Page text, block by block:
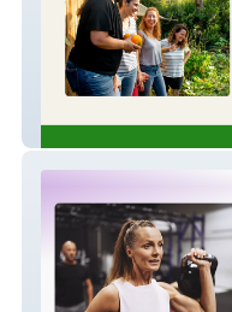
Ruth's Garden